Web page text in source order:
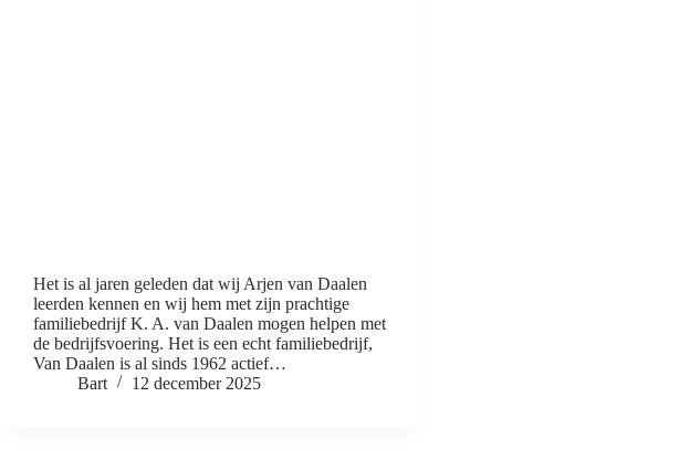
Het is al jaren geleden dat wij Arjen van Daalen
leerden kennen en wij hem met zijn prachtige
familiebedrijf K. A. van Daalen mogen helpen met
de bedrijfsvoering. Het is een echt familiebedrijf,
Van Daalen is al sinds 1962 actief…
Bart
12 december 2025